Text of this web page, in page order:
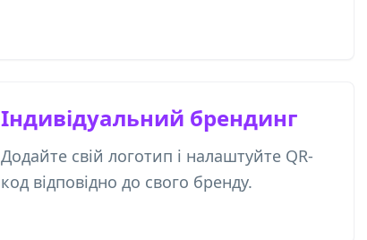
Індивідуальний брендинг
Додайте свій логотип і налаштуйте QR-
код відповідно до свого бренду.